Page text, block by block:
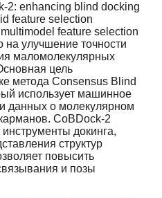
2: enhancing blind docking
feature selection
feature selection
улучшение точности
маломолекулярных
цель
метода Consensus Blind
использует машинное
данных о молекулярном
CoBDock-2
докинга,
структур
повысить
и позы